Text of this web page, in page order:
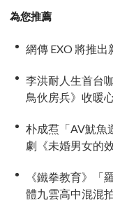
為您推薦
網傳 EXO 將推
李洪耐人生首台
鳥伙房兵》收暖
朴成焄「AV魷魚
劇《未婚男女的
《鐵拳教育》「
體九雲高中混混